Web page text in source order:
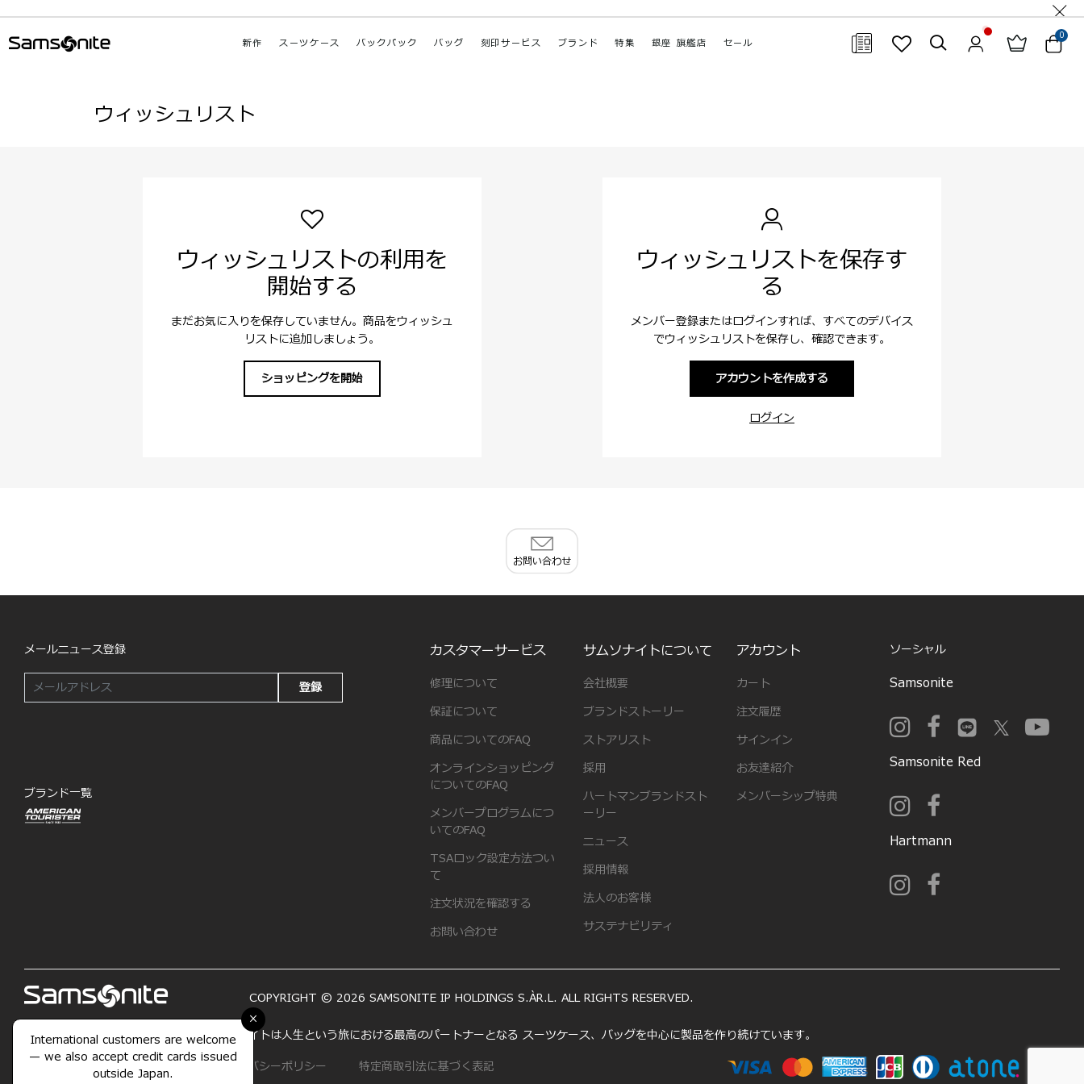
新作 スーツケース バックパック バッグ 刻印サービス ブランド 特集 銀座 旗艦店 セール
0
×
International customers are welcome
— we also accept credit cards issued
outside Japan.
ウィッシュリスト
ウィッシュリストの利用を
開始する
まだお気に入りを保存していません。商品をウィッシュ
リストに追加しましょう。
ショッピングを開始
ウィッシュリストを保存す
る
メンバー登録またはログインすれば、すべてのデバイス
でウィッシュリストを保存し、確認できます。
アカウントを作成する
ログイン
お問い合わせ
メールニュース登録
登録
ブランド一覧
カスタマーサービス
修理について
保証について
商品についてのFAQ
オンラインショッピング
についてのFAQ
メンバープログラムにつ
いてのFAQ
TSAロック設定方法つい
て
注文状況を確認する
お問い合わせ
サムソナイトについて
会社概要
ブランドストーリー
ストアリスト
採用
ハートマンブランドスト
ーリー
ニュース
採用情報
法人のお客様
サステナビリティ
アカウント
カート
注文履歴
サインイン
お友達紹介
メンバーシップ特典
ソーシャル
Samsonite
Samsonite Red
Hartmann
COPYRIGHT © 2026 SAMSONITE IP HOLDINGS S.ÀR.L. ALL RIGHTS RESERVED.
「LIFE'S A JOURNEY―人生は旅」サムソナイトは人生という旅における最高のパートナーとなる スーツケース、バッグを中心に製品を作り続けています。
サイトマップ
利用規約 プライバシーポリシー 特定商取引法に基づく表記